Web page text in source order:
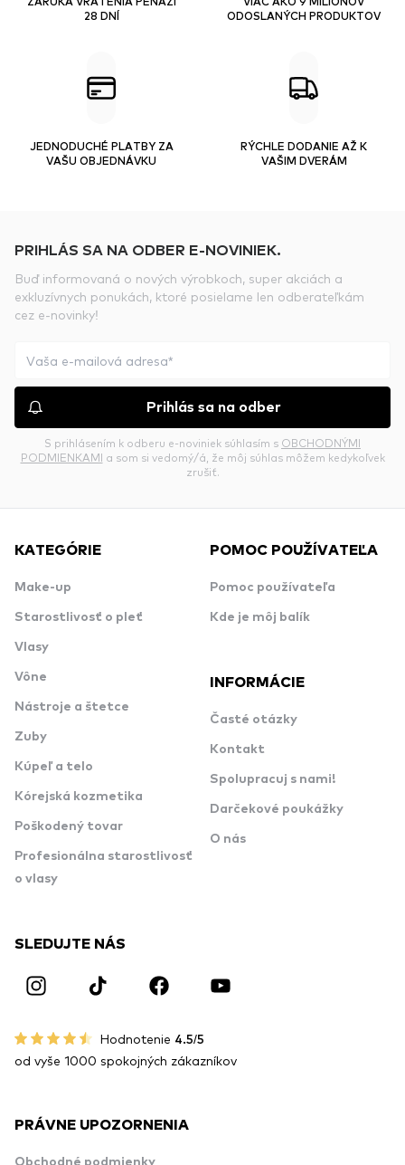
28 DNÍ
ODOSLANÝCH PRODUKTOV
JEDNODUCHÉ PLATBY ZA
VAŠU OBJEDNÁVKU
RÝCHLE DODANIE AŽ K
VAŠIM DVERÁM
PRIHLÁS SA NA ODBER E-NOVINIEK.
Buď informovaná o nových výrobkoch, super akciách a
exkluzívnych ponukách, ktoré posielame len odberateľkám
cez e-novinky!
Prihlás sa na odber
S prihlásením k odberu e-noviniek súhlasím s OBCHODNÝMI
PODMIENKAMI a som si vedomý/á, že môj súhlas môžem kedykoľvek
zrušiť.
KATEGÓRIE
Make-up
Starostlivosť o pleť
Vlasy
Vône
Nástroje a štetce
Zuby
Kúpeľ a telo
Kórejská kozmetika
Poškodený tovar
Profesionálna starostlivosť
o vlasy
POMOC POUŽÍVATEĽA
Pomoc používateľa
Kde je môj balík
INFORMÁCIE
Časté otázky
Kontakt
Spolupracuj s nami!
Darčekové poukážky
O nás
SLEDUJTE NÁS
Hodnotenie 4.5/5
od vyše 1000 spokojných zákazníkov
PRÁVNE UPOZORNENIA
Obchodné podmienky